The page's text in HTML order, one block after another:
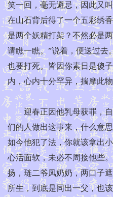
笑一回，毫无避忌，因此又
在山石背后得了一个五彩绣
是两个妖精打架？不然必是
请瞧一瞧。”说着，便送过去
也要打死。皆因你素日是傻
内，心内十分罕异，揣摩此
迎春正因他乳母获罪，自觉
们的人做出这事来，什么意
如今他犯了法，你就该拿出
心活面软，未必不周接他些
扬，琏二爷凤奶奶，两口子
所生，到底是同出一父，也